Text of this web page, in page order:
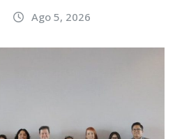
Ago 5, 2026